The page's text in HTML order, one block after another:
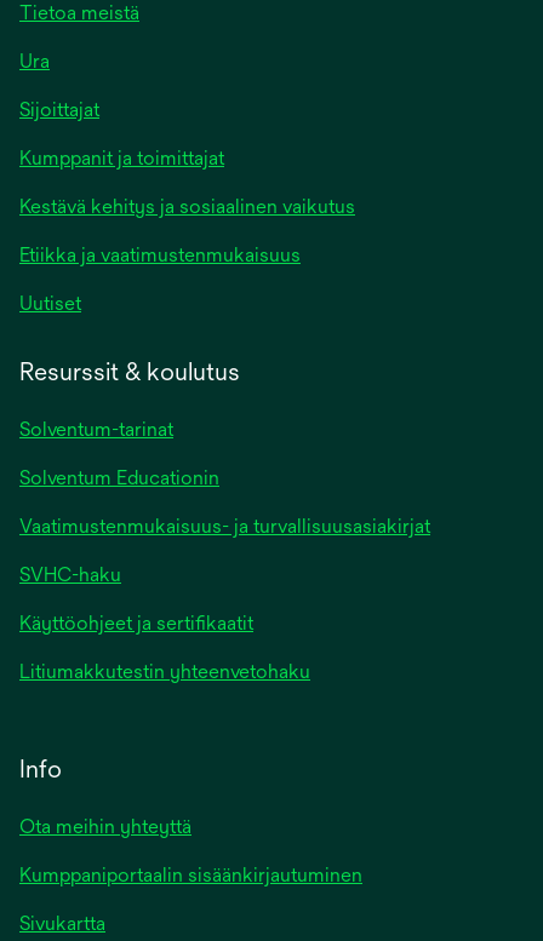
Tietoa meistä
Ura
Sijoittajat
Kumppanit ja toimittajat
Kestävä kehitys ja sosiaalinen vaikutus
Etiikka ja vaatimustenmukaisuus
Uutiset
Resurssit & koulutus
Solventum-tarinat
Solventum Educationin
Vaatimustenmukaisuus- ja turvallisuusasiakirjat
SVHC-haku
Käyttöohjeet ja sertifikaatit
Litiumakkutestin yhteenvetohaku
Info
Ota meihin yhteyttä
Kumppaniportaalin sisäänkirjautuminen
Sivukartta